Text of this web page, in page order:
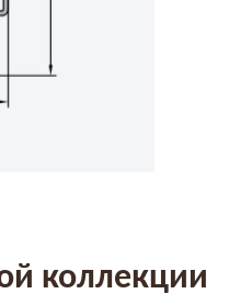
коллекции